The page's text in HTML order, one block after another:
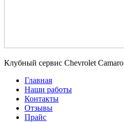
Клубный сервис Chevrolet Camaro
Главная
Наши работы
Контакты
Отзывы
Прайс